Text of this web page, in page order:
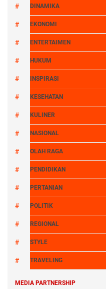
DINAMIKA
EKONOMI
ENTERTAIMEN
HUKUM
INSPIRASI
KESEHATAN
KULINER
NASIONAL
OLAH RAGA
PENDIDIKAN
PERTANIAN
POLITIK
REGIONAL
STYLE
TRAVELING
MEDIA PARTNERSHIP